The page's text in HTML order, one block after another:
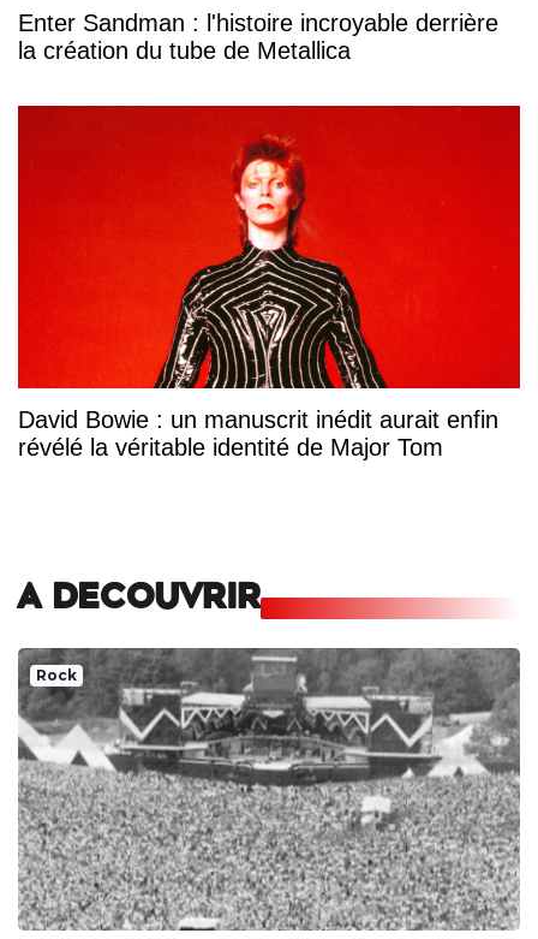
Enter Sandman : l'histoire incroyable derrière
la création du tube de Metallica
David Bowie : un manuscrit inédit aurait enfin
révélé la véritable identité de Major Tom
A DECOUVRIR
Rock